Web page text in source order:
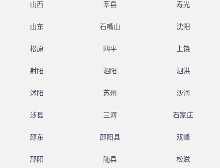
山西 莘县 寿光
山东 石嘴山 沈阳
松原 四平 上饶
射阳 泗阳 泗洪
沭阳 苏州 沙河
涉县 三河 石家庄
邵东 邵阳县 双峰
邵阳 随县 松滋